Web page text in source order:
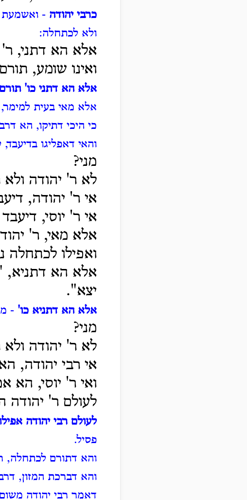
כרבי יהודה - ואשמעת
ולא לכתחלה:
אלא הא דתני, ר'
ואינו שומע,
אלא הא דתני כו' תורם
אלא מאי בעית
כי היכי דתיקו, הא
והאי דאפליגו בדיעבד,
מני?
לא ר' יהודה ולא
אי ר' יהודה,
אי ר' יוסי,
אלא מאי, ר'
ואפילו לכתחלה
אלא הא דתניא,
יצא".
אלא הא דתניא כו' -
מני?
לא ר' יהודה ולא
אי רבי יהודה,
ואי ר' יוסי, הא
לעולם ר' יהודה
לעולם רבי יהודה
פסיל.
והא דתורם לכתחלה,
והא דברכת המזון,
דאמר רבי יהודה